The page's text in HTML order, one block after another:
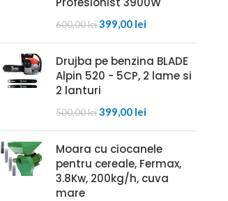
600,00lei399,00 lei
Drujba pe benzina BLADE
Alpin 520 - 5CP, 2 lame si
2 lanturi
500,00lei399,00 lei
Moara cu ciocanele
pentru cereale, Fermax,
3.8Kw, 200kg/h, cuva
mare